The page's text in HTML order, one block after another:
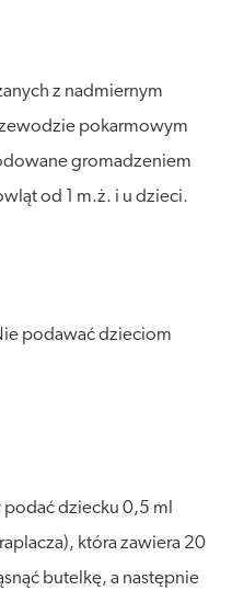
z nadmiernym
pokarmowym
gromadzeniem
od 1 m.ż. i u dzieci.
podawać dzieciom
podać dziecku 0,5 ml
która zawiera 20
butelkę, a następnie